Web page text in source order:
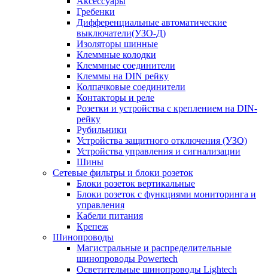
Гребенки
Дифференциальные автоматические
выключатели(УЗО-Д)
Изоляторы шинные
Клеммные колодки
Клеммные соединители
Клеммы на DIN рейку
Колпачковые соединители
Контакторы и реле
Розетки и устройства с креплением на DIN-
рейку
Рубильники
Устройства защитного отключения (УЗО)
Устройства управления и сигнализации
Шины
Сетевые фильтры и блоки розеток
Блоки розеток вертикальные
Блоки розеток с функциями мониторинга и
управления
Кабели питания
Крепеж
Шинопроводы
Магистральные и распределительные
шинопроводы Powertech
Осветительные шинопроводы Lightech